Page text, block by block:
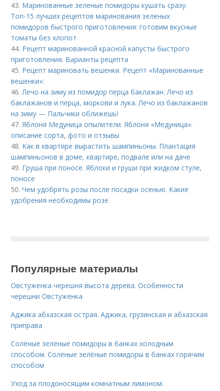
43. Маринованные зеленые помидоры кушать сразу.
Топ-15 лучших рецептов маринования зеленых
помидоров быстрого приготовления: готовим вкусные
томаты без хлопот
44. Рецепт маринованной красной капусты быстрого
приготовления. Варианты рецепта
45. Рецепт мариновать вешенки. Рецепт «Маринованные
вешенки»:
46.Лечо на зиму из помидор перца баклажан. Лечо из
баклажанов и перца, моркови и лука. Лечо из баклажанов
на зиму — Пальчики оближешь!
47.Яблоня Медуница опылители. Яблоня «Медуница»:
описание сорта, фото и отзывы
48. Как в квартире вырастить шампиньоны. Плантация
шампиньонов в доме, квартире, подвале или на даче
49. Груша при поносе. Яблоки и груши при жидком стуле,
поносе
50.Чем удобрять розы после посадки осенью. Какие
удобрения необходимы розе
Популярные материалы
Овстуженка черешня высота дерева. Особенности
черешни Овстуженка
Аджика абхазская острая. Аджика, грузинская и абхазская
приправа
Солёные зелёные помидоры в банках холодным
способом. Солёные зелёные помидоры в банках горячим
способом
Уход за плодоносящим комнатным лимоном.